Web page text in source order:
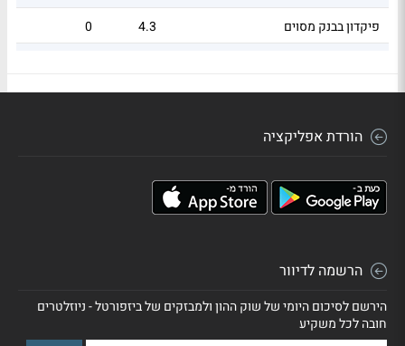
פיקדון בבנק מסוים
4.3
0
הורדת אפליקציה
הרשמה לדיוור
הירשם לסיכום היומי של שוק ההון ולמבזקים של ביזפורטל - ניוזלטרים
חובה לכל משקיע